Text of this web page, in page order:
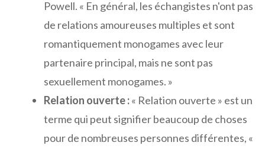
Powell. « En général, les échangistes n'ont pas
de relations amoureuses multiples et sont
romantiquement monogames avec leur
partenaire principal, mais ne sont pas
sexuellement monogames. »
Relation ouverte :« Relation ouverte » est un
terme qui peut signifier beaucoup de choses
pour de nombreuses personnes différentes, «